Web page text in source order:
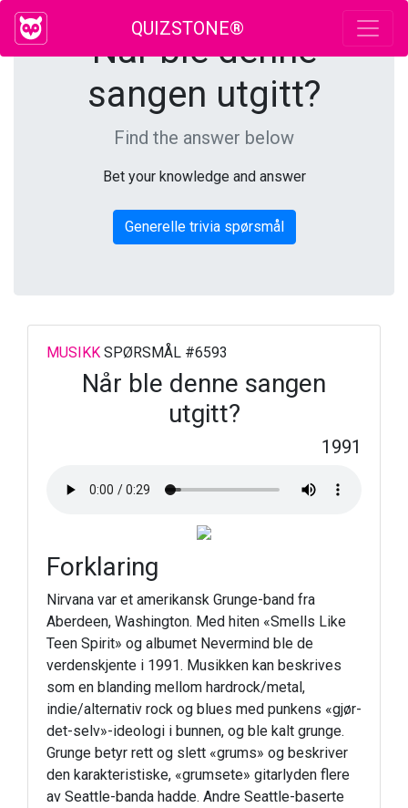
QUIZSTONE®
Når ble denne
sangen utgitt?
Find the answer below
Bet your knowledge and answer
Generelle trivia spørsmål
MUSIKK SPØRSMÅL #6593
Når ble denne sangen
utgitt?
1991
Forklaring
Nirvana var et amerikansk Grunge-band fra
Aberdeen, Washington. Med hiten «Smells Like
Teen Spirit» og albumet Nevermind ble de
verdenskjente i 1991. Musikken kan beskrives
som en blanding mellom hardrock/metal,
indie/alternativ rock og blues med punkens «gjør-
det-selv»-ideologi i bunnen, og ble kalt grunge.
Grunge betyr rett og slett «grums» og beskriver
den karakteristiske, «grumsete» gitarlyden flere
av Seattle-banda hadde. Andre Seattle-baserte